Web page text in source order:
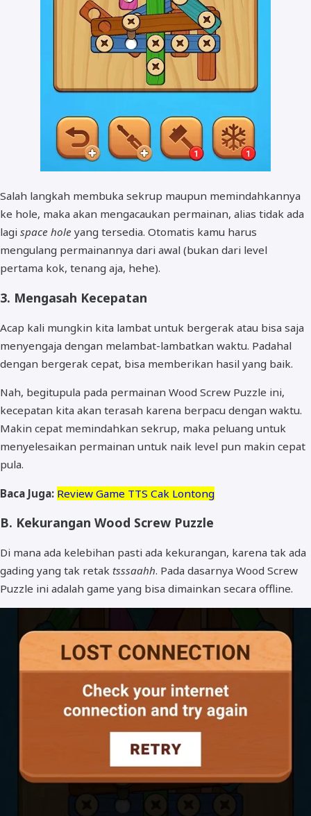
Salah langkah membuka sekrup maupun memindahkannya
ke hole, maka akan mengacaukan permainan, alias tidak ada
lagi space hole yang tersedia. Otomatis kamu harus
mengulang permainannya dari awal (bukan dari level
pertama kok, tenang aja, hehe).
3. Mengasah Kecepatan
Acap kali mungkin kita lambat untuk bergerak atau bisa saja
menyengaja dengan melambat-lambatkan waktu. Padahal
dengan bergerak cepat, bisa memberikan hasil yang baik.
Nah, begitupula pada permainan Wood Screw Puzzle ini,
kecepatan kita akan terasah karena berpacu dengan waktu.
Makin cepat memindahkan sekrup, maka peluang untuk
menyelesaikan permainan untuk naik level pun makin cepat
pula.
Baca Juga: Review Game TTS Cak Lontong
B. Kekurangan Wood Screw Puzzle
Di mana ada kelebihan pasti ada kekurangan, karena tak ada
gading yang tak retak tsssaahh. Pada dasarnya Wood Screw
Puzzle ini adalah game yang bisa dimainkan secara offline.